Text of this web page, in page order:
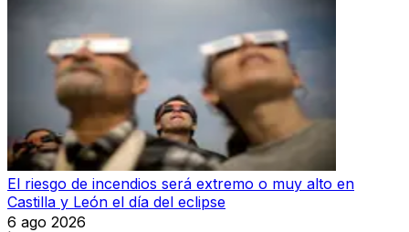
El riesgo de incendios será extremo o muy alto en
Castilla y León el día del eclipse
6 ago 2026